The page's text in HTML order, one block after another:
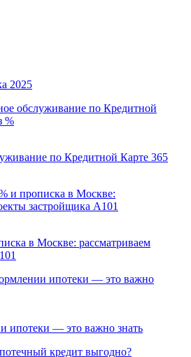
2025
по Кредитной Карте 365
в Москве: рассматриваем
ипотеки — это важно знать